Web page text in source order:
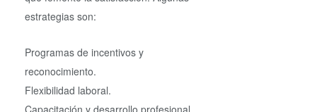
estrategias son:
Programas de incentivos y
reconocimiento.
Flexibilidad laboral.